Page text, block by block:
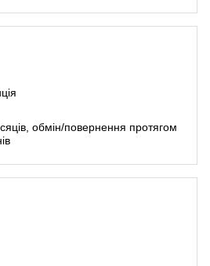
обмін/повернення протягом